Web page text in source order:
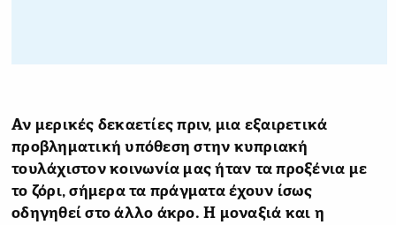
Αν μερικές δεκαετίες πριν, μια εξαιρετικά
προβληματική υπόθεση στην κυπριακή
τουλάχιστον κοινωνία μας ήταν τα προξένια με
το ζόρι, σήμερα τα πράγματα έχουν ίσως
οδηγηθεί στο άλλο άκρο. Η μοναξιά και η